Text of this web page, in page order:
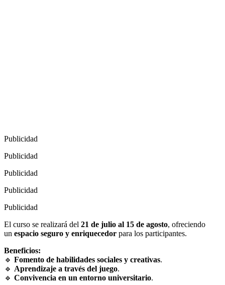
Publicidad
Publicidad
Publicidad
Publicidad
Publicidad
El curso se realizará del 21 de julio al 15 de agosto, ofreciendo
un espacio seguro y enriquecedor para los participantes.
Beneficios:
🔹 Fomento de habilidades sociales y creativas.
🔹 Aprendizaje a través del juego.
🔹 Convivencia en un entorno universitario.